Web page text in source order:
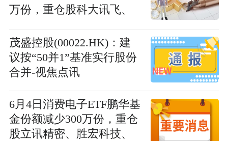
万份，重仓股科大讯飞、
茂盛控股(00022.HK)：建
议按“50并1”基准实行股份
合并-视焦点讯
6月4日消费电子ETF鹏华基
金份额减少300万份，重仓
股立讯精密、胜宏科技、